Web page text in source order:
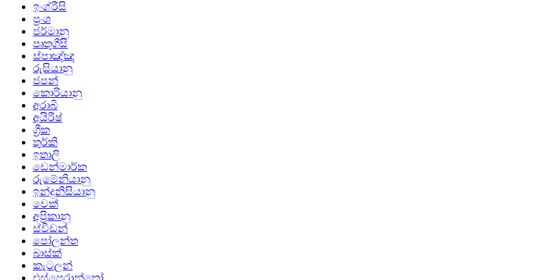
ඉංග්රීසි
ප්‍රංශ
ජර්මානු
පෘතුගීසි
ස්පාඤ්ඤ
රුසියානු
ජපන්
කොරියානු
අරාබි
අයිරිෂ්
ග්‍රීක
තුර්කි
ඉතාලි
ඩෙන්මාර්ක
රුමේනියානු
ඉන්දුනීසියානු
චෙක්
අප්‍රිකානු
ස්වීඩන්
පෝලන්ත
බාස්ක්
කැටලන්